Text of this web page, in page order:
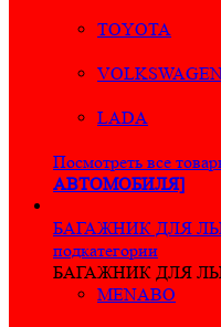
TOYOTA
LADA
Посмотреть все
АВТОМОБИЛЯ]
БАГАЖНИК ДЛЯ
подкатегории
БАГАЖНИК ДЛЯ
MENABO